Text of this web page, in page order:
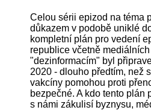
Celou sérii epizod na téma
důkazem v podobě uniklé
kompletní plán pro vedení
republice včetně
"dezinformacím" byl
2020 - dlouho předtím, než
vakcíny pomohou proti
bezpečné. A kdo tento plán
s námi zákulisí byznysu,